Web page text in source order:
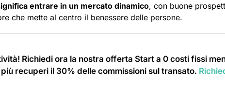
entrare in un mercato dinamico, con buone
che mette al centro il benessere delle persone.
Richiedi ora la nostra offerta Start a 0 costi fissi
recuperi il 30% delle commissioni sul transato.